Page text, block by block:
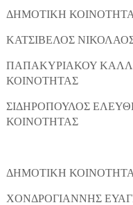
ΔΗΜΟΤΙΚΗ
ΚΑΤΣΙΒΕΛΟΣ
ΠΑΠΑΚΥΡΙΑΚΟΥ
ΚΟΙΝΟΤΗΤΑΣ
ΣΙΔΗΡΟΠΟΥΛΟΣ
ΚΟΙΝΟΤΗΤΑΣ
ΔΗΜΟΤΙΚΗ
ΧΟΝΔΡΟΓΙΑΝΝΗΣ